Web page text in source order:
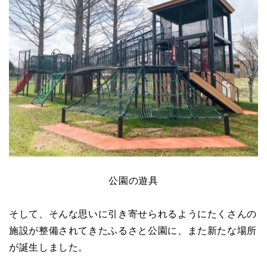
公園の遊具
そして、そんな思いに引き寄せられるようにたくさんの
施設が整備されてきたふるさと公園に、また新たな場所
が誕生しました。